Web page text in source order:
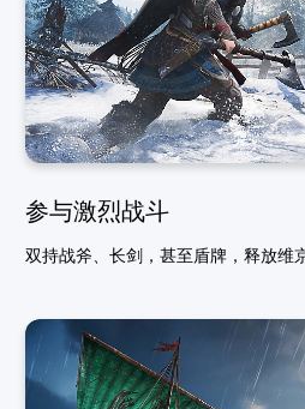
参与激烈战斗
双持战斧、长剑，甚至盾牌，释放维